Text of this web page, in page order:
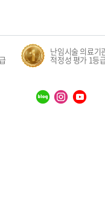
난임시술 의료기관
적정성 평가 1등급